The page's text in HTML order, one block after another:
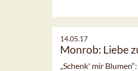
14.05.17
Monrob: Liebe
„Schenk' mir